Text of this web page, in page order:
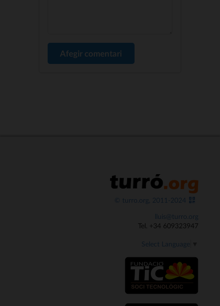
Afegir comentari
© turro.org, 2011-2024
lluis@turro.org
Tel. +34 609323947
Select Language